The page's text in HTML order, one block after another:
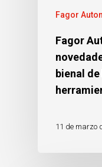
Fagor
Fagor
bienal
11 de marzo